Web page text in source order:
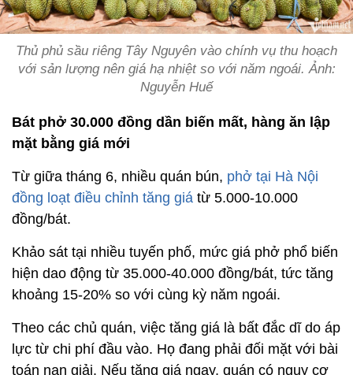
Thủ phủ sầu riêng Tây Nguyên vào chính vụ thu hoạch
với sản lượng nên giá hạ nhiệt so với năm ngoái. Ảnh:
Nguyễn Huế
Bát phở 30.000 đồng dần biến mất, hàng ăn lập
mặt bằng giá mới
Từ giữa tháng 6, nhiều quán bún, phở tại Hà Nội
đồng loạt điều chỉnh tăng giá từ 5.000-10.000
đồng/bát.
Khảo sát tại nhiều tuyến phố, mức giá phở phổ biến
hiện dao động từ 35.000-40.000 đồng/bát, tức tăng
khoảng 15-20% so với cùng kỳ năm ngoái.
Theo các chủ quán, việc tăng giá là bất đắc dĩ do áp
lực từ chi phí đầu vào. Họ đang phải đối mặt với bài
toán nan giải. Nếu tăng giá ngay, quán có nguy cơ